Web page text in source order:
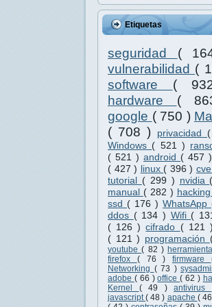
Etiquetas
seguridad (
vulnerabilidad (
software (
hardware (
google ( 750 )
( 708 )
privacidad
Windows ( 521 )
( 521 ) android ( 457 )
( 427 ) linux ( 396 ) cve
tutorial ( 299 ) nvidia
manual ( 282 ) hacking
ssd ( 176 ) WhatsApp
ddos ( 134 ) Wifi (
( 126 )cifrado (
( 121 ) programación
youtube( 82 )
firefox ( 76 ) firmware
Networking ( 73 )
adobe ( 66 )office( 62 )
Kernel ( 49 ) antivirus
javascript( 48 ) apache (